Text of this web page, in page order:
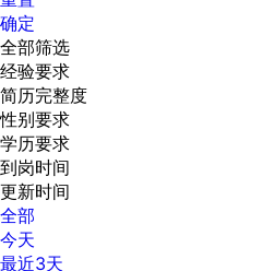
确定
全部筛选
经验要求
简历完整度
性别要求
学历要求
到岗时间
更新时间
全部
今天
最近3天